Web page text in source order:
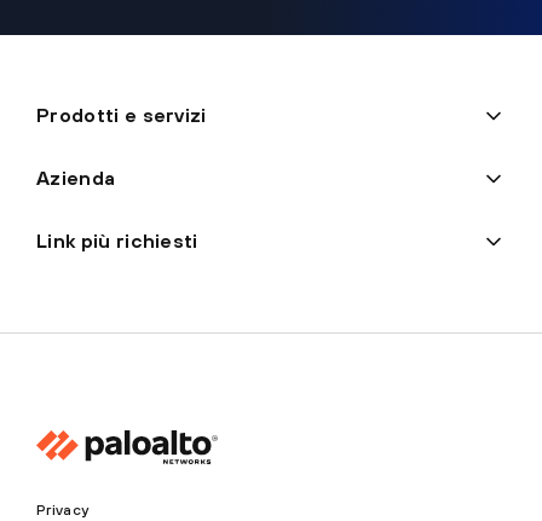
Prodotti e servizi
Azienda
Link più richiesti
Privacy